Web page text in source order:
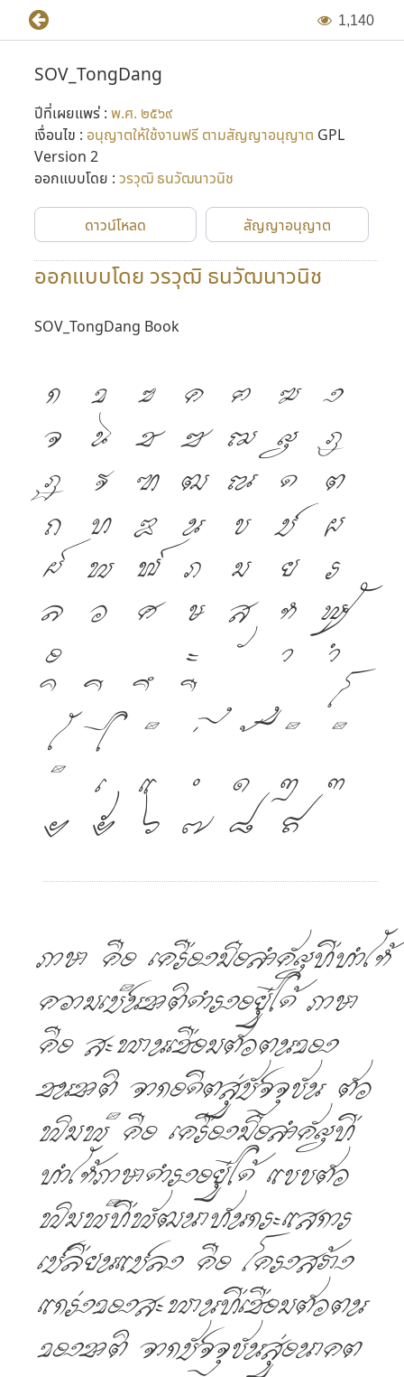
1,140
SOV_TongDang
ปีที่เผยแพร่ : พ.ศ. ๒๕๖๙
เงื่อนไข : อนุญาตให้ใช้งานฟรี ตามสัญญาอนุญาต GPL
Version 2
ออกแบบโดย : วรวุฒิ ธนวัฒนาวนิช
ดาวน์โหลด สัญญาอนุญาต
ออกแบบโดย วรวุฒิ ธนวัฒนาวนิช
SOV_TongDang Book
ก ข ฃ ค ฅ ฆ ง
จ
ฉ ช ซ ฌ ญ ฎ
ฏ
ฐ ฑ ฒ ณ ด
ต
ถ ท ธ น บ ป
ผ
ฝ พ ฟ ภ ม ย
ร
ล ว ศ ษ ส ห ฬ
อ
ะ า
ำ
โ
ใ
ไ
เ
แ ๐ ๑ ๒ ๓
๔ ๕ ๖ ๗ ๘ ๙
ภาษา คือ เครื่องมือสำคัญที่ทำให้
ความเป็นชาติดำรงอยู่ได้ ภาษา
คือ สะพานเชื่อมตัวตนของ
ชนชาติ จากอดีตสู่ปัจจุบัน ตัว
พิมพ์ คือ เครื่องมือสำคัญที่
ทำให้ภาษาดำรงอยู่ได้ แบบตัว
พิมพ์ที่พัฒนาทันกระแสการ
เปลี่ยนแปลง คือ โครงสร้าง
แกร่งของสะพานที่เชื่อมตัวตน
ของชาติ จากปัจจุบันสู่อนาคต